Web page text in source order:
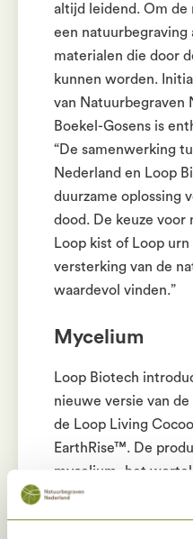
altijd leidend. Om de
een natuurbegraving
materialen die door
kunnen worden.
van Natuurbegraven
Boekel-Gosens is
“De samenwerking
Nederland en Loop
duurzame oplossing
dood. De keuze voor
Loop kist of Loop
versterking van de
waardevol vinden.”
Mycelium
Loop Biotech
nieuwe versie van
de Loop Living
EarthRise™. De
mycelium, het
paddenstoelen die
Nederland